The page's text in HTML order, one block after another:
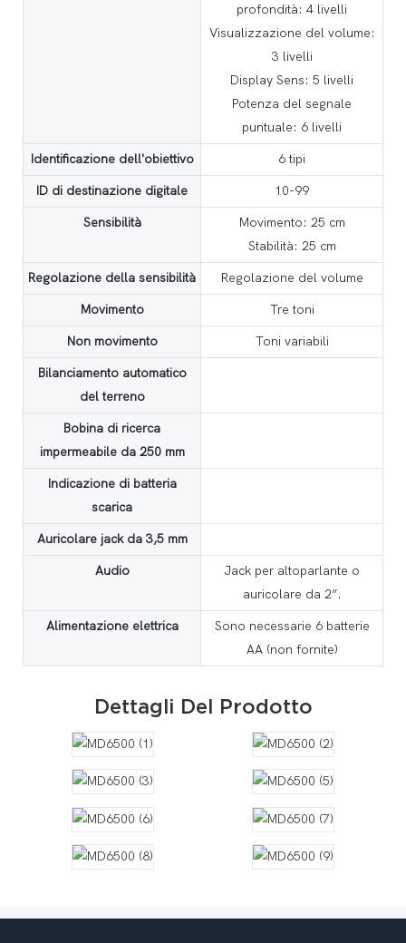
profondità: 4 livelli
Visualizzazione del volume:
3 livelli
Display Sens: 5 livelli
Potenza del segnale
puntuale: 6 livelli
Identificazione dell'obiettivo 6 tipi
ID di destinazione digitale 10-99
Sensibilità
Movimento: 25 cm
Stabilità: 25 cm
Regolazione della sensibilità Regolazione del volume
Movimento Tre toni
Non movimento Toni variabili
Bilanciamento automatico
del terreno
Bobina di ricerca
impermeabile da 250 mm
Indicazione di batteria
scarica
Auricolare jack da 3,5 mm
Audio
Jack per altoparlante o
auricolare da 2”.
Alimentazione elettrica
Sono necessarie 6 batterie
AA (non fornite)
Dettagli Del Prodotto